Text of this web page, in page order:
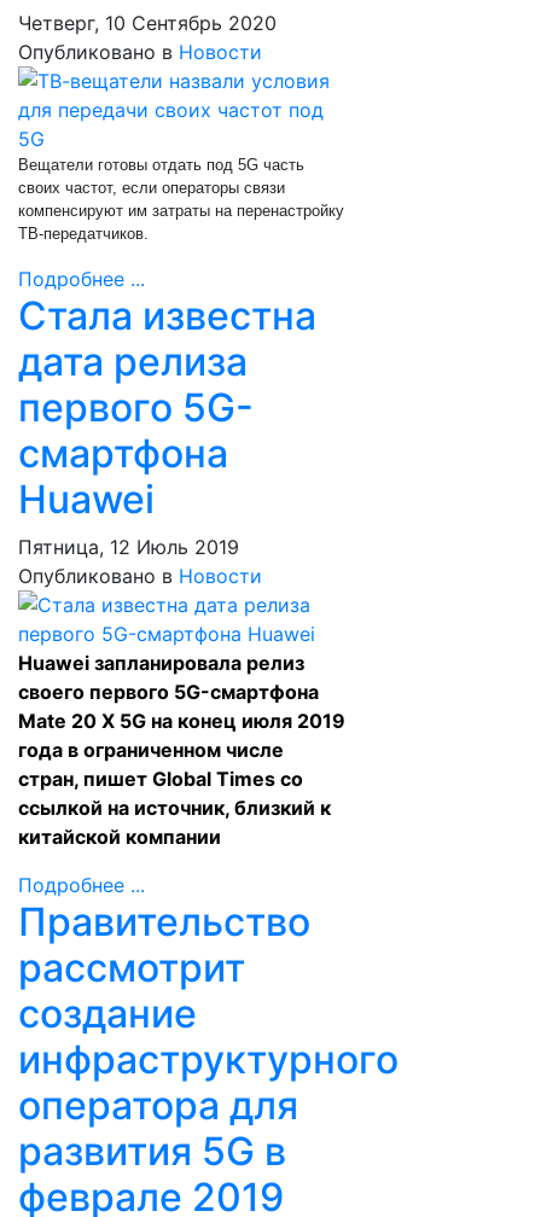
Четверг, 10 Сентябрь 2020
Опубликовано в Новости
Вещатели готовы отдать под 5G часть
своих частот, если операторы связи
компенсируют им затраты на перенастройку
ТВ-передатчиков.
Подробнее ...
Стала известна
дата релиза
первого 5G-
смартфона
Huawei
Пятница, 12 Июль 2019
Опубликовано в Новости
Huawei запланировала релиз
своего первого 5G-смартфона
Mate 20 X 5G на конец июля 2019
года в ограниченном числе
стран, пишет Global Times со
ссылкой на источник, близкий к
китайской компании
Подробнее ...
Правительство
рассмотрит
создание
инфраструктурного
оператора для
развития 5G в
феврале 2019